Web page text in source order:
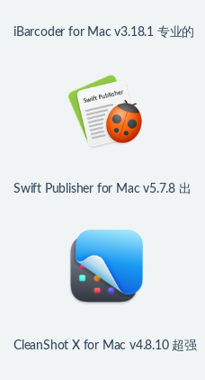
iBarcoder for Mac v3.18.1 专业的
Swift Publisher for Mac v5.7.8 出
CleanShot X for Mac v4.8.10 超强